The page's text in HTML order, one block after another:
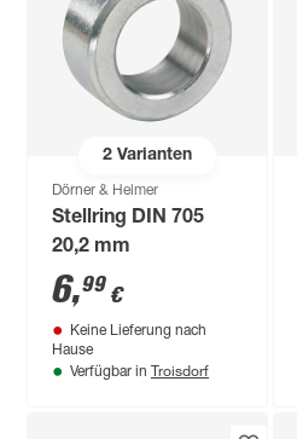
2Varianten
Dörner & Helmer
Stellring DIN 705
20,2 mm
6,99 €
Keine Lieferung nach
Hause
Verfügbar in Troisdorf